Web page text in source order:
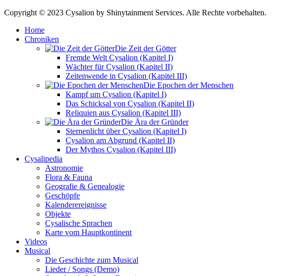
Copyright © 2023 Cysalion by Shinytainment Services. Alle Rechte vorbehalten.
Home
Chroniken
Die Zeit der Götter
Fremde Welt Cysalion (Kapitel I)
Wächter für Cysalion (Kapitel II)
Zeitenwende in Cysalion (Kapitel III)
Die Epochen der Menschen
Kampf um Cysalion (Kapitel I)
Das Schicksal von Cysalion (Kapitel II)
Reliquien aus Cysalion (Kapitel III)
Die Ära der Gründer
Sternenlicht über Cysalion (Kapitel I)
Cysalion am Abgrund (Kapitel II)
Der Mythos Cysalion (Kapitel III)
Cysalipedia
Astronomie
Flora & Fauna
Geografie & Genealogie
Geschöpfe
Kalenderereignisse
Objekte
Cysalische Sprachen
Karte vom Hauptkontinent
Videos
Musical
Die Geschichte zum Musical
Lieder / Songs (Demo)